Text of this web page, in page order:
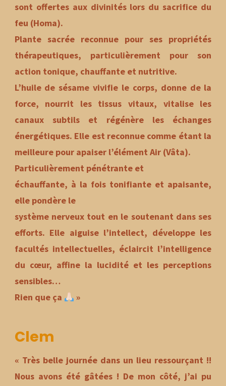
sont offertes aux divinités lors du sacrifice du
feu (Homa).
Plante sacrée reconnue pour ses propriétés
thérapeutiques, particulièrement pour son
action tonique, chauffante et nutritive.
L’huile de sésame vivifie le corps, donne de la
force, nourrit les tissus vitaux, vitalise les
canaux subtils et régénère les échanges
énergétiques. Elle est reconnue comme étant la
meilleure pour apaiser l’élément Air (Vâta).
Particulièrement pénétrante et
échauffante, à la fois tonifiante et apaisante,
elle pondère le
système nerveux tout en le soutenant dans ses
efforts. Elle aiguise l’intellect, développe les
facultés intellectuelles, éclaircit l’intelligence
du cœur, affine la lucidité et les perceptions
sensibles…
Rien que ça
»
Clem
« Très belle journée dans un lieu ressourçant !!
Nous avons été gâtées ! De mon côté, j’ai pu